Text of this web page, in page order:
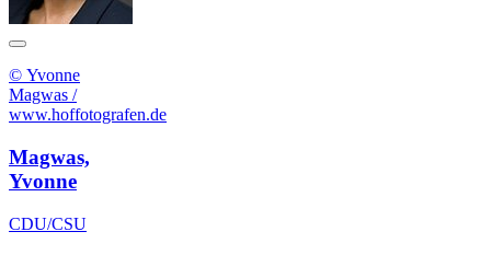
© Yvonne
Magwas /
www.hoffotografen.de
Magwas,
Yvonne
CDU/CSU